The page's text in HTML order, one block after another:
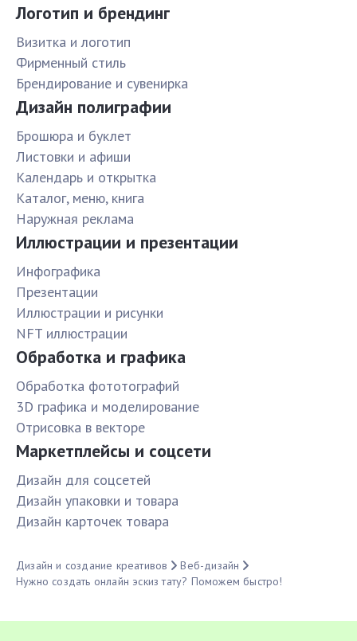
Логотип и брендинг
Визитка и логотип
Фирменный стиль
Брендирование и сувенирка
Дизайн полиграфии
Брошюра и буклет
Листовки и афиши
Календарь и открытка
Каталог, меню, книга
Наружная реклама
Иллюстрации и презентации
Инфографика
Презентации
Иллюстрации и рисунки
NFT иллюстрации
Обработка и графика
Обработка фототографий
3D графика и моделирование
Отрисовка в векторе
Маркетплейсы и соцсети
Дизайн для соцсетей
Дизайн упаковки и товара
Дизайн карточек товара
Дизайн и создание креативов
Веб-дизайн
Нужно создать онлайн эскиз тату? Поможем быстро!